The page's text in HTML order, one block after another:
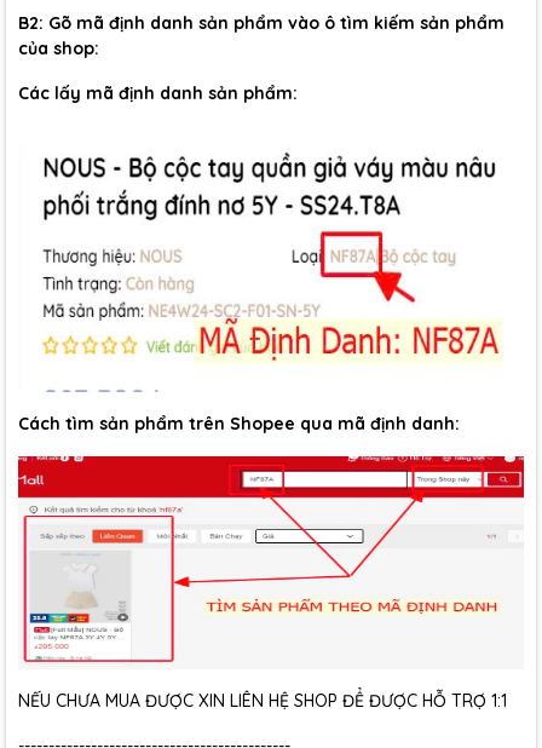
B2: Gõ mã định danh sản phẩm vào ô tìm kiếm sản phẩm
của shop:
Các lấy mã định danh sản phẩm:
Cách tìm sản phẩm trên Shopee qua mã định danh:
NẾU CHƯA MUA ĐƯỢC XIN LIÊN HỆ SHOP ĐỂ ĐƯỢC HỖ TRỢ 1:1